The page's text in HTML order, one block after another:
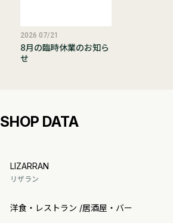
2026 07/21
8月の臨時休業のお知ら
せ
SHOP DATA
LIZARRAN
リザラン
洋食・レストラン /居酒屋・バー